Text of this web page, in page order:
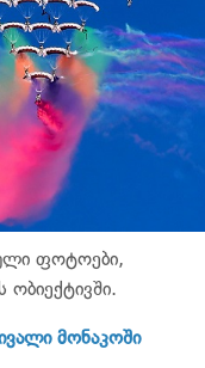
ფოტოები,
მონაკოში